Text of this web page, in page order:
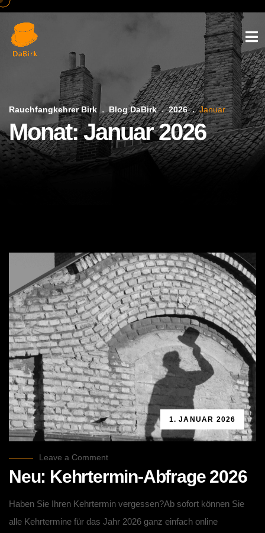
Rauchfangkehrer Birk Blog DaBirk 2026 Januar
Monat:Januar 2026
1. JANUAR 2026
Leave a Comment
Neu: Kehrtermin-Abfrage 2026
Haben Sie Ihren Kehrtermin vergessen?Ab sofort können Sie
alle Kehrtermine für das Jahr 2026 ganz einfach online